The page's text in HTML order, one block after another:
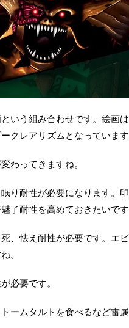
いう組み合わせです。絵画
クレアリズムとなっています
わってきますね。
り耐性が必要になります。
了耐性を高めておきたいです
、怯え耐性が必要です。エ
。
必要です。
ームタルトを食べるなど雷